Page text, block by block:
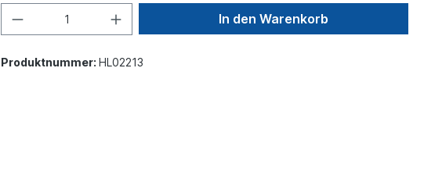
In den Warenkorb
Produktnummer: HL02213